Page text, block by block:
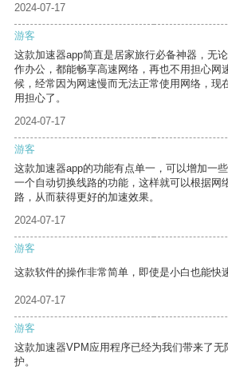
2024-07-17
游客
这款加速器app简直是居家旅行必备神器，无
作办公，都能畅享高速网络，再也不用担心网
候，经常因为网速慢而无法正常使用网络，现
用担心了。
2024-07-17
游客
这款加速器app的功能有点单一，可以增加一
一个自动切换线路的功能，这样就可以根据网
路，从而获得更好的加速效果。
2024-07-17
游客
这款软件的操作非常简单，即使是小白也能快
2024-07-17
游客
这款加速器VPM应用程序已经为我们带来了
护。